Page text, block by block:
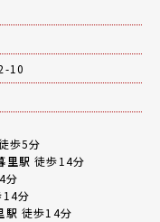
10
歩5分
里駅 徒歩14分
分
14分
駅 徒歩14分